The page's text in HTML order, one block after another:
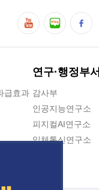
급효과
연구·행정부서
감사부
인공지능연구소
피지컬AI연구소
입체통신연구소